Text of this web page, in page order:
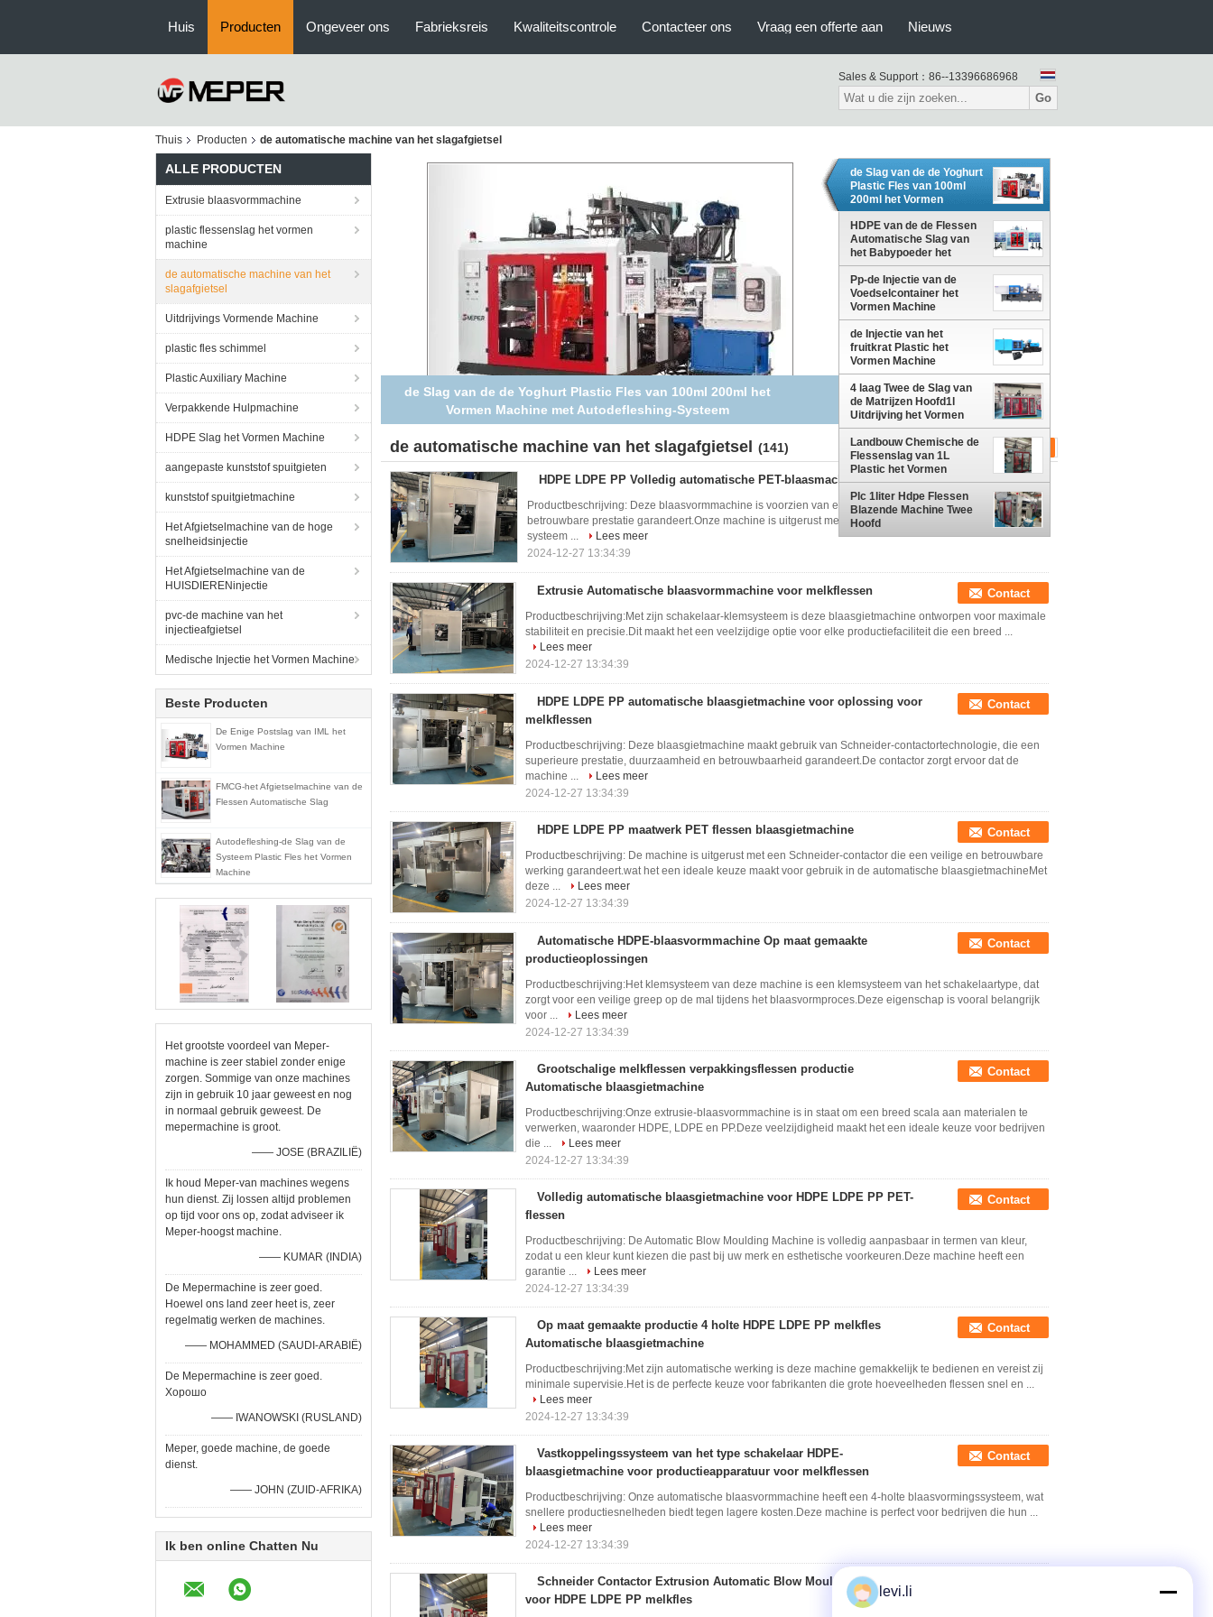
Huis Producten Ongeveer ons Fabrieksreis Kwaliteitscontrole Contacteer ons Vraag een offerte aan Nieuws
Sales & Support： 86--13396686968
Go
Thuis Producten de automatische machine van het slagafgietsel
ALLE PRODUCTEN
Extrusie blaasvormmachine
plastic flessenslag het vormen
machine
de automatische machine van het
slagafgietsel
Uitdrijvings Vormende Machine
plastic fles schimmel
Plastic Auxiliary Machine
Verpakkende Hulpmachine
HDPE Slag het Vormen Machine
aangepaste kunststof spuitgieten
kunststof spuitgietmachine
Het Afgietselmachine van de hoge
snelheidsinjectie
Het Afgietselmachine van de
HUISDIERENinjectie
pvc-de machine van het
injectieafgietsel
Medische Injectie het Vormen Machine
Beste Producten
De Enige Postslag van IML het
Vormen Machine
FMCG-het Afgietselmachine van de
Flessen Automatische Slag
Autodefleshing-de Slag van de
Systeem Plastic Fles het Vormen
Machine
Het grootste voordeel van Meper-
machine is zeer stabiel zonder enige
zorgen. Sommige van onze machines
zijn in gebruik 10 jaar geweest en nog
in normaal gebruik geweest. De
mepermachine is groot.
—— JOSE (BRAZILIË)
Ik houd Meper-van machines wegens
hun dienst. Zij lossen altijd problemen
op tijd voor ons op, zodat adviseer ik
Meper-hoogst machine.
—— KUMAR (INDIA)
De Mepermachine is zeer goed.
Hoewel ons land zeer heet is, zeer
regelmatig werken de machines.
—— MOHAMMED (SAUDI-ARABIË)
De Mepermachine is zeer goed.
Хорошо
—— IWANOWSKI (RUSLAND)
Meper, goede machine, de goede
dienst.
—— JOHN (ZUID-AFRIKA)
Ik ben online Chatten Nu
HDPE van de de Flessen Automatische Slag van het Babypoeder
het Afgietselmachine met IML-Systeem
de Slag van de de Yoghurt
Plastic Fles van 100ml
200ml het Vormen
Machine met
Autodefleshing-Systeem
HDPE van de de Flessen
Automatische Slag van
het Babypoeder het
Afgietselmachine met
IML-Systeem
Pp-de Injectie van de
Voedselcontainer het
Vormen Machine
de Injectie van het
fruitkrat Plastic het
Vormen Machine
4 laag Twee de Slag van
de Matrijzen Hoofd1l
Uitdrijving het Vormen
Machineplc
Landbouw Chemische de
Flessenslag van 1L
Plastic het Vormen
Machine voor Hdpe
Plc 1liter Hdpe Flessen
Blazende Machine Twee
Hoofd
de automatische machine van het slagafgietsel (141)
HDPE LDPE PP Volledig automatische PET-blaasmachine stabiel Contact
Productbeschrijving: Deze blaasvormmachine is voorzien van een schakelaarsysteem dat een stabiele en
betrouwbare prestatie garandeert.Onze machine is uitgerust met een hoge kwaliteit extrusie blaasgiet
systeem ...
Lees meer
2024-12-27 13:34:39
Extrusie Automatische blaasvormmachine voor melkflessen Contact
Productbeschrijving:Met zijn schakelaar-klemsysteem is deze blaasgietmachine ontworpen voor maximale
stabiliteit en precisie.Dit maakt het een veelzijdige optie voor elke productiefaciliteit die een breed ...
Lees meer
2024-12-27 13:34:39
HDPE LDPE PP automatische blaasgietmachine voor oplossing voor
melkflessen
Contact
Productbeschrijving: Deze blaasgietmachine maakt gebruik van Schneider-contactortechnologie, die een
superieure prestatie, duurzaamheid en betrouwbaarheid garandeert.De contactor zorgt ervoor dat de
machine ...
Lees meer
2024-12-27 13:34:39
HDPE LDPE PP maatwerk PET flessen blaasgietmachine Contact
Productbeschrijving: De machine is uitgerust met een Schneider-contactor die een veilige en betrouwbare
werking garandeert.wat het een ideale keuze maakt voor gebruik in de automatische blaasgietmachineMet
deze ...
Lees meer
2024-12-27 13:34:39
Automatische HDPE-blaasvormmachine Op maat gemaakte
productieoplossingen
Contact
Productbeschrijving:Het klemsysteem van deze machine is een klemsysteem van het schakelaartype, dat
zorgt voor een veilige greep op de mal tijdens het blaasvormproces.Deze eigenschap is vooral belangrijk
voor ...
Lees meer
2024-12-27 13:34:39
Grootschalige melkflessen verpakkingsflessen productie
Automatische blaasgietmachine
Contact
Productbeschrijving:Onze extrusie-blaasvormmachine is in staat om een breed scala aan materialen te
verwerken, waaronder HDPE, LDPE en PP.Deze veelzijdigheid maakt het een ideale keuze voor bedrijven
die ...
Lees meer
2024-12-27 13:34:39
Volledig automatische blaasgietmachine voor HDPE LDPE PP PET-
flessen
Contact
Productbeschrijving: De Automatic Blow Moulding Machine is volledig aanpasbaar in termen van kleur,
zodat u een kleur kunt kiezen die past bij uw merk en esthetische voorkeuren.Deze machine heeft een
garantie ...
Lees meer
2024-12-27 13:34:39
Op maat gemaakte productie 4 holte HDPE LDPE PP melkfles
Automatische blaasgietmachine
Contact
Productbeschrijving:Met zijn automatische werking is deze machine gemakkelijk te bedienen en vereist zij
minimale supervisie.Het is de perfecte keuze voor fabrikanten die grote hoeveelheden flessen snel en ...
Lees meer
2024-12-27 13:34:39
Vastkoppelingssysteem van het type schakelaar HDPE-
blaasgietmachine voor productieapparatuur voor melkflessen
Contact
Productbeschrijving: Onze automatische blaasvormmachine heeft een 4-holte blaasvormingssysteem, wat
snellere productiesnelheden biedt tegen lagere kosten.Deze machine is perfect voor bedrijven die hun ...
Lees meer
2024-12-27 13:34:39
Schneider Contactor Extrusion Automatic Blow Moulding Machine
voor HDPE LDPE PP melkfles
levi.li